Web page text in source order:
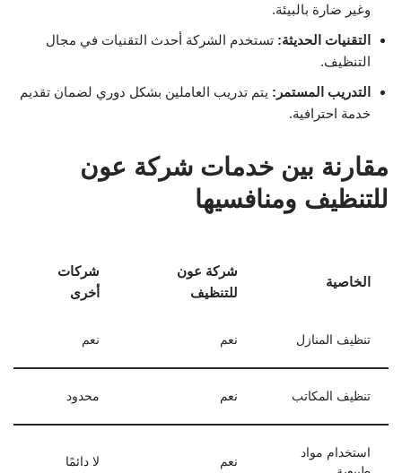
وغير ضارة بالبيئة.
التقنيات الحديثة: تستخدم الشركة أحدث التقنيات في مجال
التنظيف.
التدريب المستمر: يتم تدريب العاملين بشكل دوري لضمان تقديم
خدمة احترافية.
مقارنة بين خدمات شركة عون
للتنظيف ومنافسيها
الخاصية
شركة عون
للتنظيف
شركات
أخرى
تنظيف المنازل نعم نعم
تنظيف المكاتب نعم محدود
استخدام مواد
نعم لا دائمًا